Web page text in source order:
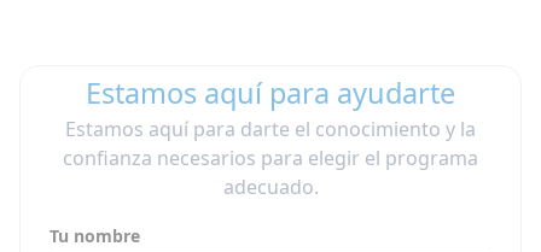
Estamos aquí para ayudarte
Estamos aquí para darte el conocimiento y la
confianza necesarios para elegir el programa
adecuado.
Tu nombre